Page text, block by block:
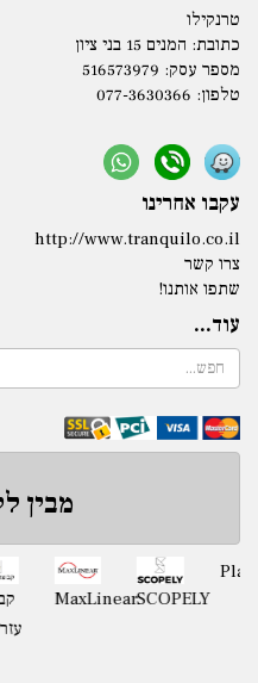
טרנקילו
כתובת: המנים 15 בני ציון
מספר עסק: 516573979
טלפון: 077-3630366
עקבו אחרינו
http://www.tranquilo.co.il
צרו קשר
שתפו אותנו!
עוד...
מבין
MaxLinearSCOPELY מועצה
אזורית